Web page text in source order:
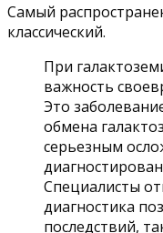
Самый
классический.
При
важность
Это
обмена
серьезным
Специалисты
диагностика
последствий,